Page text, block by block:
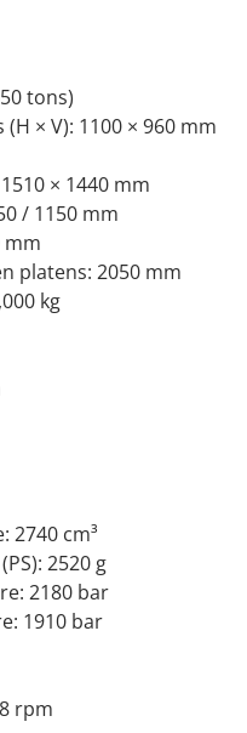
tons)
× V): 1100 × 960 mm
× 1440 mm
/ 1150 mm
mm
platens: 2050 mm
kg
2740 cm³
2520 g
2180 bar
1910 bar
rpm